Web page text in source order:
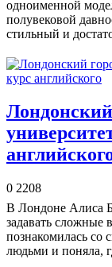
одноименной
полувековой
стильный и
0 2208
В Лондоне Алиса
задавать сложные
познакомилась со
людьми и поняла,